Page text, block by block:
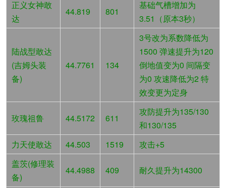
正义女神敢
达
44.819 801
基础气槽增加为
3.51（原本3秒）
陆战型敢达
(吉姆头装
备)
44.7761 134
3号改为系数降低为
1500 弹速提升为120
倒地值变为0 间隔变
为0 攻速降低为2 特
效变更为定身
玫瑰祖鲁 44.5172 611
攻防提升为135/130
和130/135
力天使敢达
44.503 1519
攻击+5
盖茨(修理装
备)
44.4988 409 耐久提升为14300